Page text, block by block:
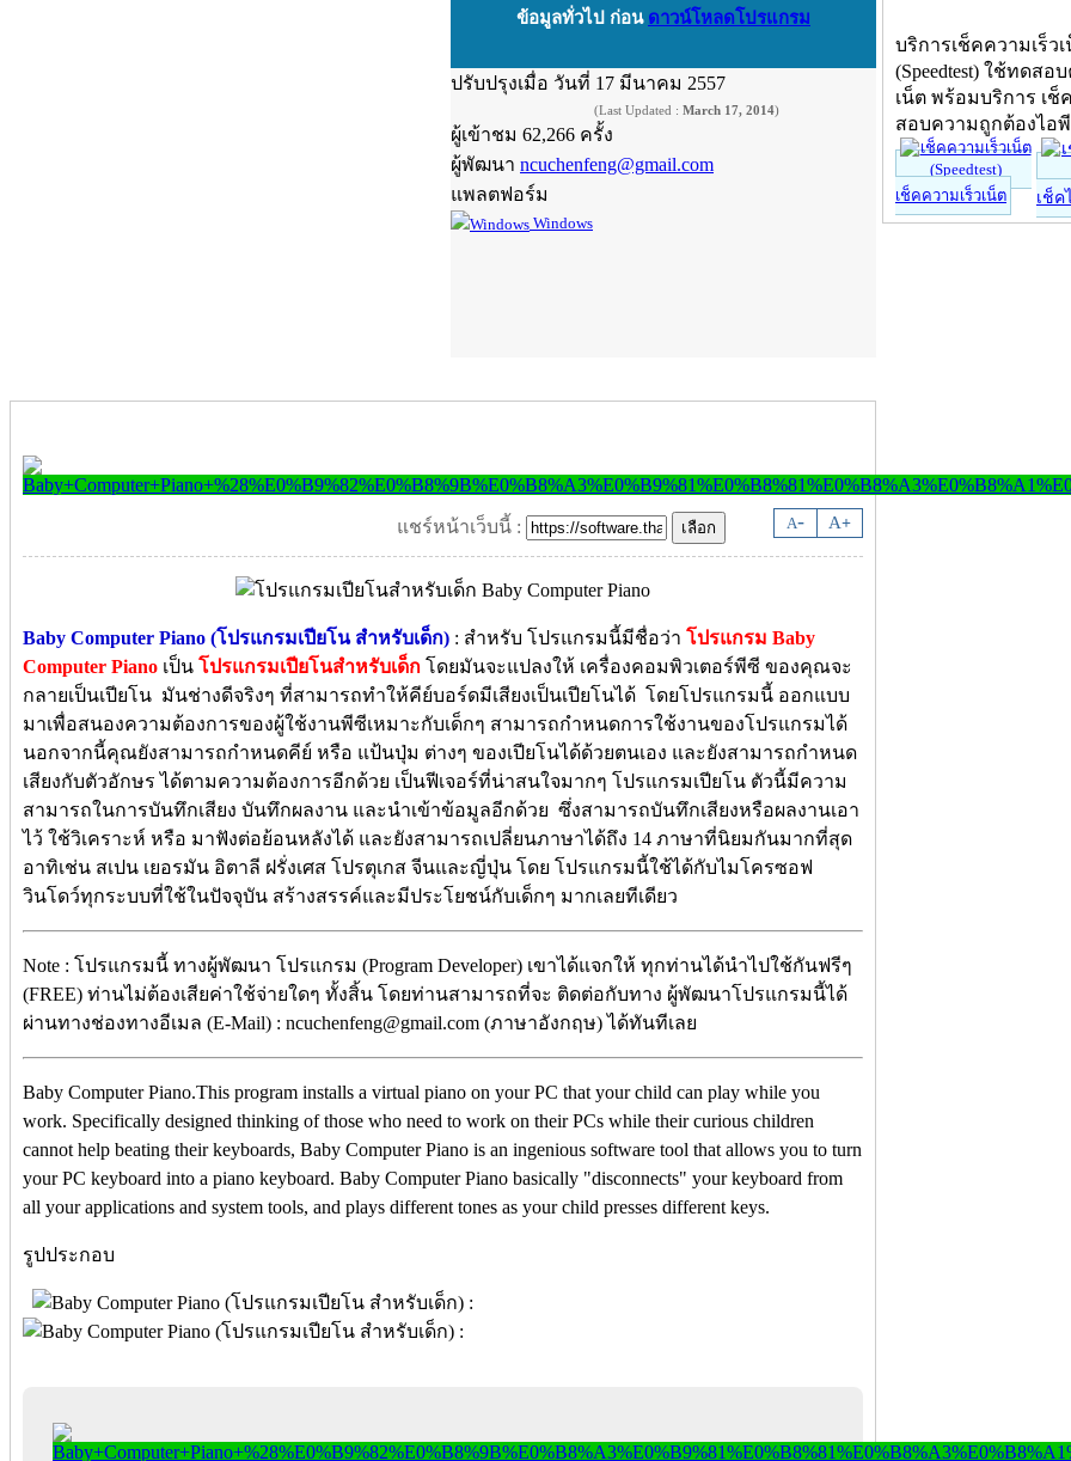
ข้อมูลทั่วไป ก่อน ดาวน์โหลดโปรแกรม
ปรับปรุงเมื่อ วันที่ 17 มีนาคม 2557
(Last Updated : March 17, 2014)
ผู้เข้าชม 62,266 ครั้ง
ผู้พัฒนา ncuchenfeng@gmail.com
แพลตฟอร์ม
Windows
A- A+
แชร์หน้าเว็บนี้ :
Baby Computer Piano (โปรแกรมเปียโน สำหรับเด็ก) : สำหรับ โปรแกรมนี้มีชื่อว่า โปรแกรม Baby
Computer Piano เป็น โปรแกรมเปียโนสำหรับเด็ก โดยมันจะแปลงให้ เครื่องคอมพิวเตอร์พีซี ของคุณจะ
กลายเป็นเปียโน มันช่างดีจริงๆ ที่สามารถทำให้คีย์บอร์ดมีเสียงเป็นเปียโนได้ โดยโปรแกรมนี้ ออกแบบ
มาเพื่อสนองความต้องการของผู้ใช้งานพีซีเหมาะกับเด็กๆ สามารถกำหนดการใช้งานของโปรแกรมได้
นอกจากนี้คุณยังสามารถกำหนดคีย์ หรือ แป้นปุ่ม ต่างๆ ของเปียโนได้ด้วยตนเอง และยังสามารถกำหนด
เสียงกับตัวอักษร ได้ตามความต้องการอีกด้วย เป็นฟีเจอร์ที่น่าสนใจมากๆ โปรแกรมเปียโน ตัวนี้มีความ
สามารถในการบันทึกเสียง บันทึกผลงาน และนำเข้าข้อมูลอีกด้วย ซึ่งสามารถบันทึกเสียงหรือผลงานเอา
ไว้ ใช้วิเคราะห์ หรือ มาฟังต่อย้อนหลังได้ และยังสามารถเปลี่ยนภาษาได้ถึง 14 ภาษาที่นิยมกันมากที่สุด
อาทิเช่น สเปน เยอรมัน อิตาลี ฝรั่งเศส โปรตุเกส จีนและญี่ปุ่น โดย โปรแกรมนี้ใช้ได้กับไมโครซอฟ
วินโดว์ทุกระบบที่ใช้ในปัจจุบัน สร้างสรรค์และมีประโยชน์กับเด็กๆ มากเลยทีเดียว
Note : โปรแกรมนี้ ทางผู้พัฒนา โปรแกรม (Program Developer) เขาได้แจกให้ ทุกท่านได้นำไปใช้กันฟรีๆ
(FREE) ท่านไม่ต้องเสียค่าใช้จ่ายใดๆ ทั้งสิ้น โดยท่านสามารถที่จะ ติดต่อกับทาง ผู้พัฒนาโปรแกรมนี้ได้
ผ่านทางช่องทางอีเมล (E-Mail) : ncuchenfeng@gmail.com (ภาษาอังกฤษ) ได้ทันทีเลย
Baby Computer Piano.This program installs a virtual piano on your PC that your child can play while you
work. Specifically designed thinking of those who need to work on their PCs while their curious children
cannot help beating their keyboards, Baby Computer Piano is an ingenious software tool that allows you to turn
your PC keyboard into a piano keyboard. Baby Computer Piano basically "disconnects" your keyboard from
all your applications and system tools, and plays different tones as your child presses different keys.
รูปประกอบ
บริการเช็คความเร็ว
(Speedtest) ใช้ทดสอ
เน็ต พร้อมบริการ เช็
สอบความถูกต้องไอ
เช็คความเร็วเน็ต เช็ค